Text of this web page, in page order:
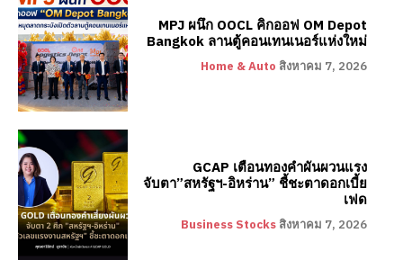
MPJ ผนึก OOCL คิกออฟ OM Depot
Bangkok ลานตู้คอนเทนเนอร์แห่งใหม่
Home & Auto สิงหาคม 7, 2026
GCAP เตือนทองคำผันผวนแรง
จับตา”สหรัฐฯ-อิหร่าน” ชี้ชะตาดอกเบี้ย
เฟด
Business Stocks สิงหาคม 7, 2026